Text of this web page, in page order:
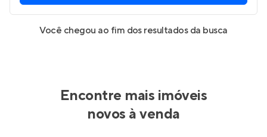
Você chegou ao fim dos resultados da busca
Encontre mais imóveis
novos à venda